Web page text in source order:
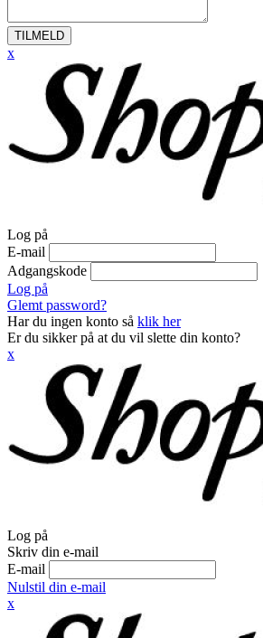
TILMELD
x
Log på
E-mail
Adgangskode
Log på
Glemt password?
Har du ingen konto så klik her
Er du sikker på at du vil slette din konto?
x
Log på
Skriv din e-mail
E-mail
Nulstil din e-mail
x